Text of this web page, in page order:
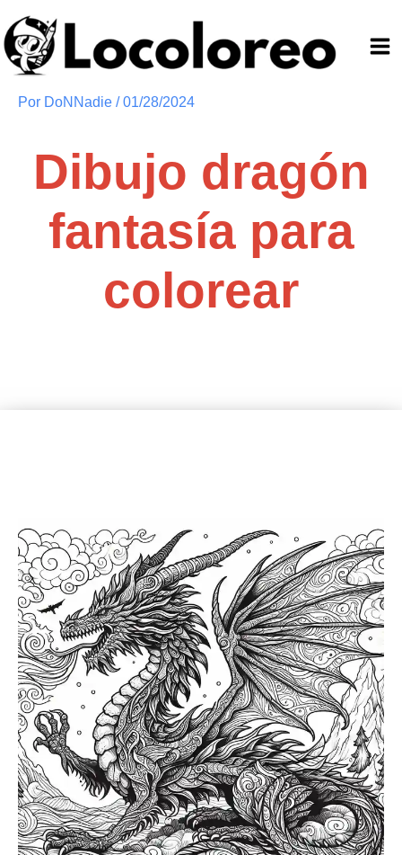
al
contenido
Por DoNNadie /01/28/2024
Dibujo dragón
fantasía para
colorear